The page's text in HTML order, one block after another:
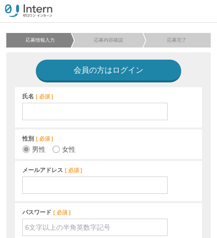
応募情報入力 応募内容確認 応募完了
会員の方はログイン
氏名 必須
性別 必須
男性 女性
メールアドレス 必須
パスワード 必須